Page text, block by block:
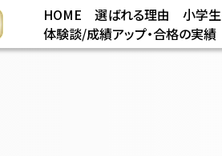
HOME 選ばれる理由 小学生
体験談/成績アップ・合格の実績